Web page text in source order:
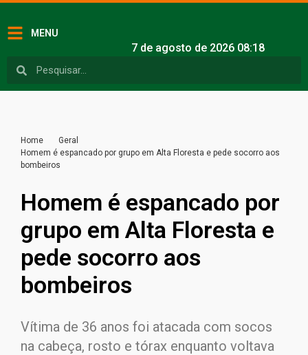
MENU
7 de agosto de 2026 08:18
Home
Geral
Homem é espancado por grupo em Alta Floresta e pede socorro aos
bombeiros
Homem é espancado por
grupo em Alta Floresta e
pede socorro aos
bombeiros
Vítima de 36 anos foi atacada com socos
na cabeça, rosto e tórax enquanto voltava